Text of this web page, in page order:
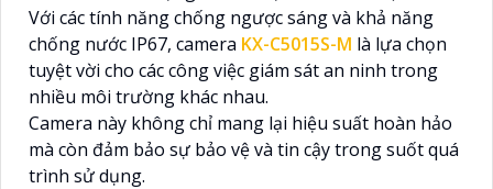
Với các tính năng chống ngược sáng và khả năng
chống nước IP67, camera KX-C5015S-M là lựa chọn
tuyệt vời cho các công việc giám sát an ninh trong
nhiều môi trường khác nhau.
Camera này không chỉ mang lại hiệu suất hoàn hảo
mà còn đảm bảo sự bảo vệ và tin cậy trong suốt quá
trình sử dụng.